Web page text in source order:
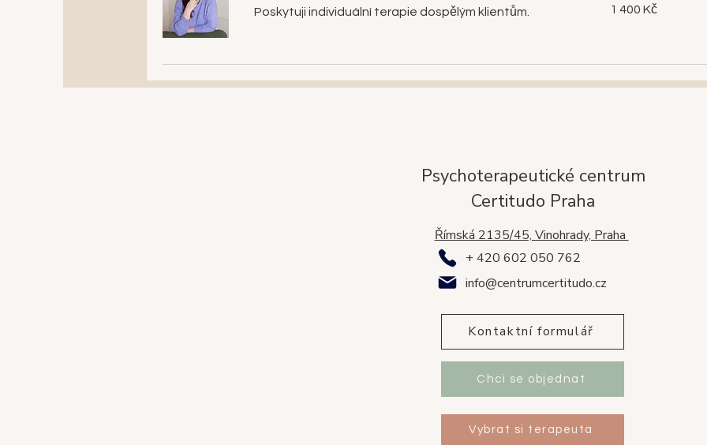
Poskytuji individuální terapie dospělým klientům.
českých
1 400 Kč
Psychoterapeutické centrum
Certitudo Praha
Římská 2135/45, Vinohrady, Praha
+ 420 602 050 762
info@centrumcertitudo.cz
Kontaktní formulář
Chci se objednat
Vybrat si terapeuta